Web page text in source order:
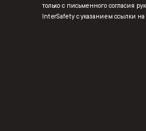
только с письменного согласия
InterSafety с указанием ссылки на